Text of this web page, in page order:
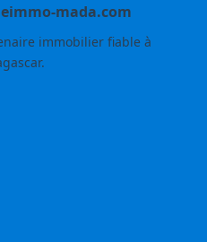
mada.com
immobilier fiable à